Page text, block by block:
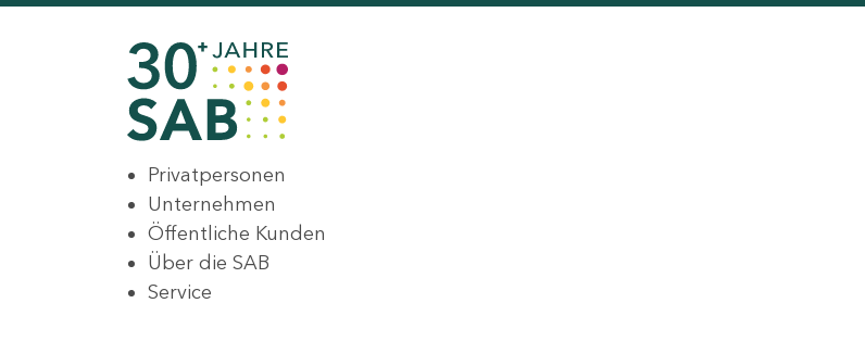
Privatpersonen
Unternehmen
Öffentliche Kunden
Über die SAB
Service